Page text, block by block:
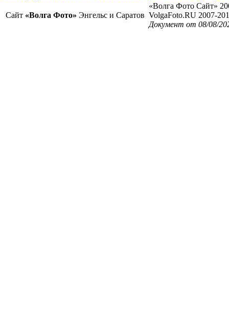
Сайт «Волга Фото» Энгельс и Саратов
«Волга Фото Сайт»
VolgaFoto.RU 2007-
Документ от 08/08/